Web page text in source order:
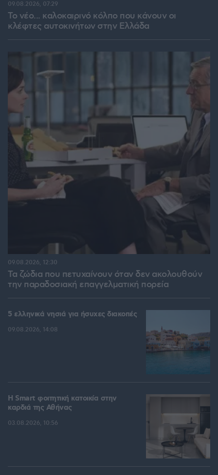
Το νέο... καλοκαιρινό κόλπο που κάνουν οι
κλέφτες αυτοκινήτων στην Ελλάδα
09.08.2026, 07:29
Τα ζώδια που πετυχαίνουν όταν δεν ακολουθούν
την παραδοσιακή επαγγελματική πορεία
09.08.2026, 12:30
5 ελληνικά νησιά για ήσυχες διακοπές
09.08.2026, 14:08
Η Smart φοιτητική κατοικία στην
καρδιά της Αθήνας
03.08.2026, 10:56